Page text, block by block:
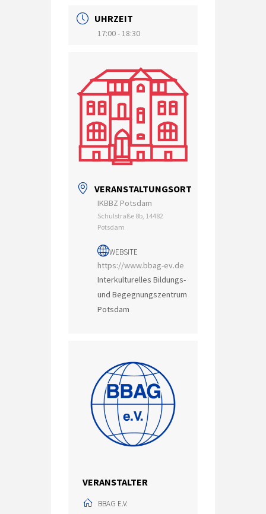
UHRZEIT
17:00 - 18:30
VERANSTALTUNGSORT
IKBBZ Potsdam
Schulstraße 8b, 14482
Potsdam
WEBSITE
https://www.bbag-ev.de
Interkulturelles Bildungs-
und Begegnungszentrum
Potsdam
VERANSTALTER
BBAG E.V.